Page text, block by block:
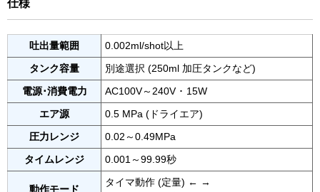
仕様
吐出量範囲
0.002ml/shot以上
タンク容量
別途選択 (250ml 加圧タンクなど)
電源･消費電力
AC100V～240V ･ 15W
エア源
0.5 MPa (ドライエア)
圧力レンジ
0.02～0.49MPa
タイムレンジ
0.001～99.99秒
動作モード
タイマ動作 (定量) ← →